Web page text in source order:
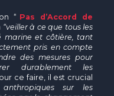
“ Pas d’Accord de
“veiller à ce que tous les
marine et côtière, tant
pris en compte
des mesures pour
durablement les
ce faire, il est crucial
anthropiques sur les